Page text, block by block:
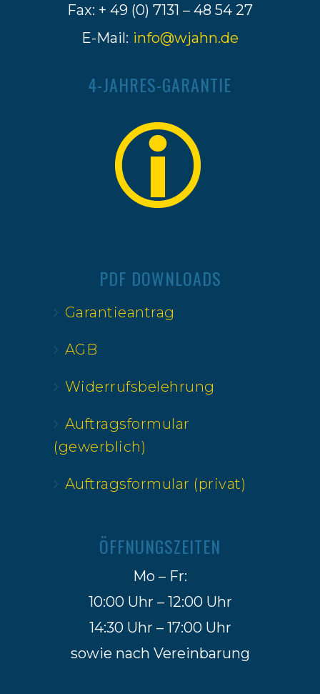
Fax: + 49 (0) 7131 – 48 54 27
E-Mail: info@wjahn.de
4-JAHRES-GARANTIE
PDF DOWNLOADS
Garantieantrag
AGB
Widerrufsbelehrung
Auftragsformular
(gewerblich)
Auftragsformular (privat)
ÖFFNUNGSZEITEN
Mo – Fr:
10:00 Uhr – 12:00 Uhr
14:30 Uhr – 17:00 Uhr
sowie nach Vereinbarung